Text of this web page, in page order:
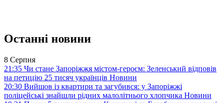
Останні новини
8 Серпня
21:35 Чи стане Запоріжжя містом-героєм: Зеленський відповів
на петицію 25 тисяч українців Новини
20:30 Вийшов із квартири та загубився: у Запоріжжі
поліцейські знайшли рідних малолітнього хлопчика Новини